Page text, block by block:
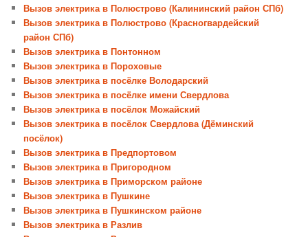
Вызов электрика в Полюстрово (Калининский район СПб)
Вызов электрика в Полюстрово (Красногвардейский
район СПб)
Вызов электрика в Понтонном
Вызов электрика в Пороховые
Вызов электрика в посёлке Володарский
Вызов электрика в посёлке имени Свердлова
Вызов электрика в посёлок Можайский
Вызов электрика в посёлок Свердлова (Дёминский
посёлок)
Вызов электрика в Предпортовом
Вызов электрика в Пригородном
Вызов электрика в Приморском районе
Вызов электрика в Пушкине
Вызов электрика в Пушкинском районе
Вызов электрика в Разлив